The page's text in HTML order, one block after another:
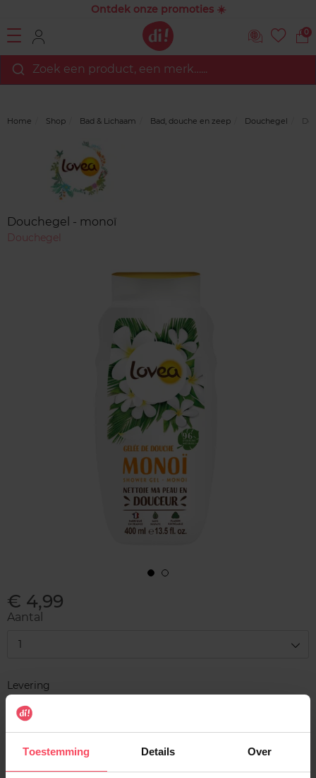
Toestemming Details Over
Ontdek onze promoties ☀️
0
Zoek een product, een merk…...
Home Shop Bad & Lichaam Bad, douche en zeep Douchegel
Douchegel - monoï
Douchegel
€ 4,99
Aantal
1
Levering
Dit artikel is momenteel niet beschikbaar
Me verwittigen wanneer het weer beschikbaar